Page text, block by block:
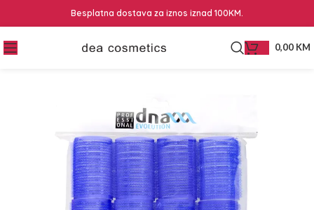
Besplatna dostava za iznos iznad 100KM.
0,00 KM